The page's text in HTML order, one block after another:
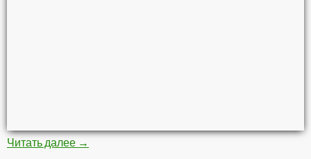
Читать далее Невероятные картины кистью и красками (8
→